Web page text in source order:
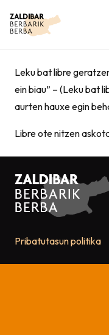
Leku bat libre
ein biau” – (Leku bat
aurten hauxe egin
Libre ote nitzen
Pribatutasun politika